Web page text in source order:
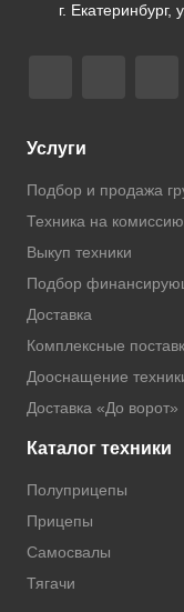
г.
Услуги
Подбор и продажа
Техника на комиссию
Выкуп техники
Подбор
Доставка
Комплексные
Дооснащение
Доставка «До ворот»
Каталог техники
Полуприцепы
Прицепы
Самосвалы
Тягачи